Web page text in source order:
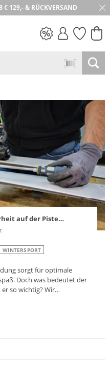
€ 129,- & RÜCKVERSAND
auf der Piste…
WINTERSPORT
sorgt für optimale
Doch was bedeutet der
so wichtig? Wir…